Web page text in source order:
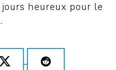
heureux pour le